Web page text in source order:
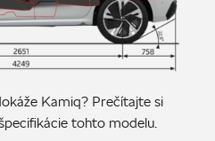
Kamiq? Prečítajte si
tohto modelu.